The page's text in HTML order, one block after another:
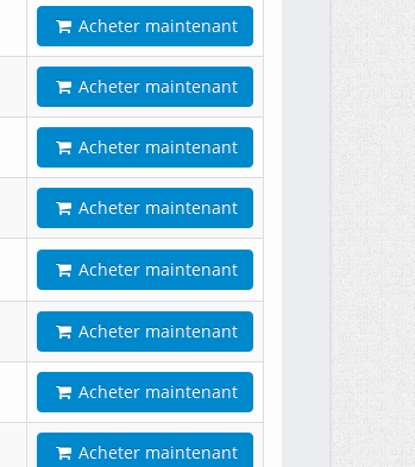
Acheter maintenant
Acheter maintenant
Acheter maintenant
Acheter maintenant
Acheter maintenant
Acheter maintenant
Acheter maintenant
Acheter maintenant